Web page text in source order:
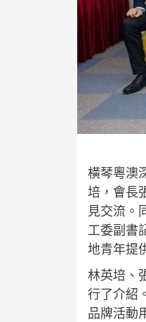
橫琴粵澳
培，會長
見交流。
工委副書
地青年提
林英培、
行了介紹
品牌活動